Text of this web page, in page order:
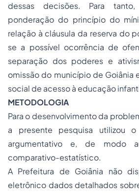
dessas decisões. Para
ponderação do princípio do
relação à cláusula da reserva do
se a possível ocorrência de
separação dos poderes e
omissão do município de Goiânia
social de acesso à educação
METODOLOGIA
Para o desenvolvimento da
a presente pesquisa utilizou
argumentativo e, de modo
comparativo-estatístico.
A Prefeitura de Goiânia não
eletrônico dados detalhados